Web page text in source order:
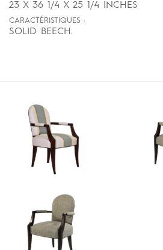
23 X 36 1/4 X 25 1/4 INCHES
CARACTÉRISTIQUES :
SOLID BEECH.